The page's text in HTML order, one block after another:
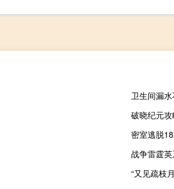
卫生间漏
破晓纪元
密室逃脱
战争雷霆
“又见疏枝